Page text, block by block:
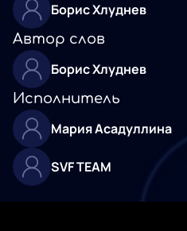
Борис Хлуднев
Автор слов
Борис Хлуднев
Исполнитель
Мария Асадуллина
SVF TEAM